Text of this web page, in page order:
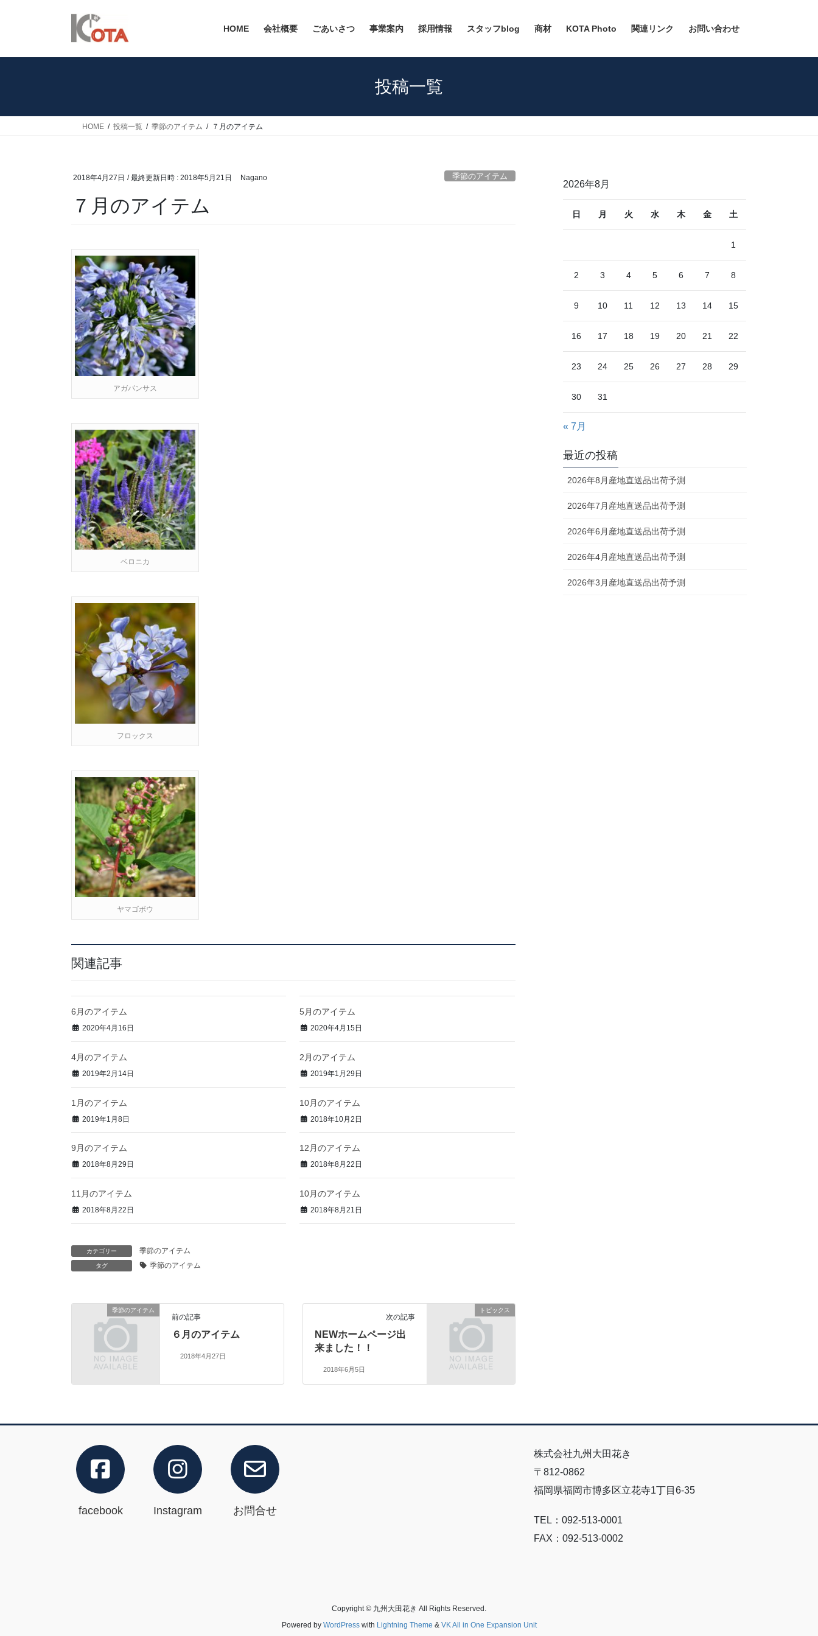
HOME 会社概要 ごあいさつ 事業案内 採用情報 スタッフblog 商材 KOTA Photo 関連リンク お問い合わせ
投稿一覧
HOME 投稿一覧 季節のアイテム ７月のアイテム
2018年4月27日 / 最終更新日時 : 2018年5月21日 Nagano 季節のアイテム
７月のアイテム
アガパンサス
ベロニカ
フロックス
ヤマゴボウ
関連記事
6月のアイテム
2020年4月16日
5月のアイテム
2020年4月15日
4月のアイテム
2019年2月14日
2月のアイテム
2019年1月29日
1月のアイテム
2019年1月8日
10月のアイテム
2018年10月2日
9月のアイテム
2018年8月29日
12月のアイテム
2018年8月22日
11月のアイテム
2018年8月22日
10月のアイテム
2018年8月21日
カテゴリー 季節のアイテム
タグ 季節のアイテム
季節のアイテム
前の記事
６月のアイテム
2018年4月27日
トピックス
次の記事
NEWホームページ出
来ました！！
2018年6月5日
2026年8月
日 月 火 水 木 金 土
1
2 3 4 5 6 7 8
9 10 11 12 13 14 15
16 17 18 19 20 21 22
23 24 25 26 27 28 29
30 31
« 7月
最近の投稿
2026年8月産地直送品出荷予測
2026年7月産地直送品出荷予測
2026年6月産地直送品出荷予測
2026年4月産地直送品出荷予測
2026年3月産地直送品出荷予測
facebook Instagram お問合せ
株式会社九州大田花き
〒812-0862
福岡県福岡市博多区立花寺1丁目6-35
TEL：092-513-0001
FAX：092-513-0002
Copyright © 九州大田花き All Rights Reserved.
Powered by WordPresswith Lightning Theme & VK All in One Expansion Unit